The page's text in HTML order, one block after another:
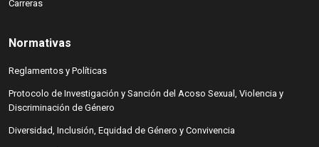
Carreras
(abre en nueva ventana)
Normativas
Reglamentos y Políticas
(abre en nueva ventana)
Protocolo de Investigación y Sanción del Acoso Sexual, Violencia y
Discriminación de Género
(abre en nueva ventana)
Diversidad, Inclusión, Equidad de Género y Convivencia
(abre en nueva ventana)